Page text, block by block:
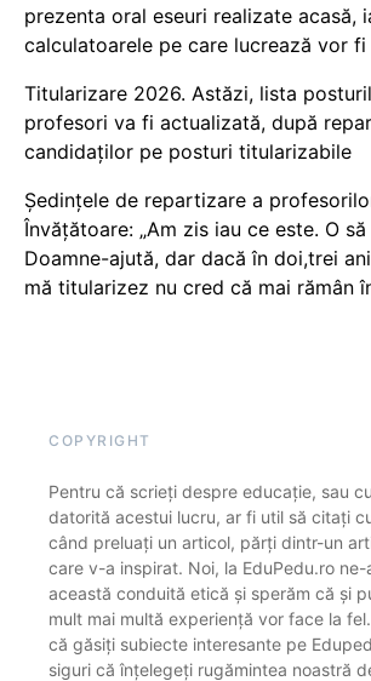
prezenta oral eseuri realizate acasă,
calculatoarele pe care lucrează vor
Titularizare 2026. Astăzi, lista
profesori va fi actualizată, după
candidaților pe posturi titularizabile
Ședințele de repartizare a
Învățătoare: „Am zis iau ce este. O
Doamne-ajută, dar dacă în doi,trei
mă titularizez nu cred că mai rămân
COPYRIGHT
Pentru că scrieți despre educație, sau
datorită acestui lucru, ar fi util să citați
când preluați un articol, părți dintr-un
care v-a inspirat. Noi, la EduPedu.ro ne-
această conduită etică și sperăm că și
mult mai multă experiență vor face la
că găsiți subiecte interesante pe
siguri că înțelegeți rugămintea noastră